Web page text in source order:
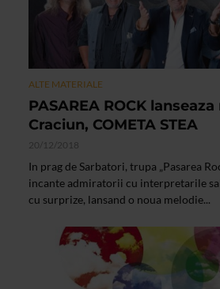
ALTE MATERIALE
PASAREA ROCK
Craciun, COMETA STEA
20/12/2018
In prag de Sarbatori, trupa „Pasarea
incante admiratorii cu interpretarile
cu surprize, lansand o noua melodie...